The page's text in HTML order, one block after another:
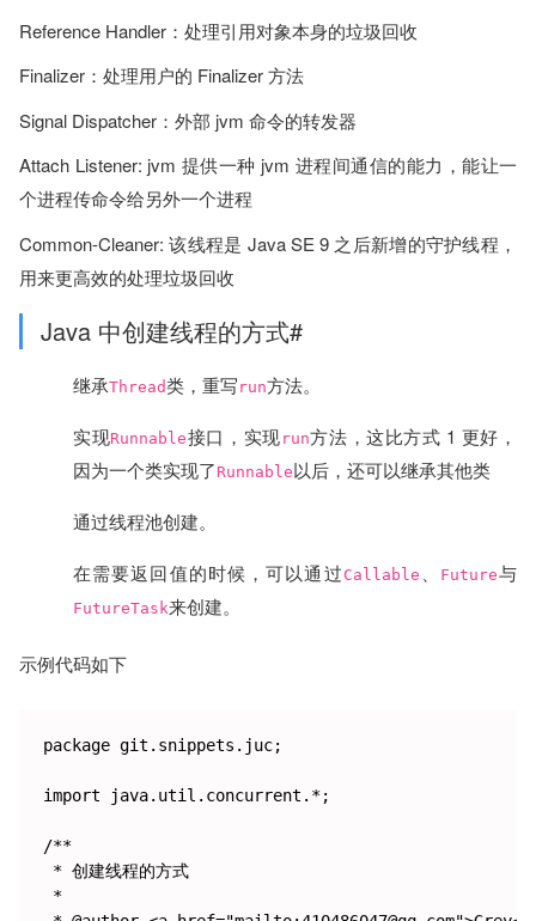
Reference Handler：处理引用对象本身的垃圾回收
Finalizer：处理用户的 Finalizer 方法
Signal Dispatcher：外部 jvm 命令的转发器
Attach Listener: jvm 提供一种 jvm 进程间通信的能力，能让一
个进程传命令给另外一个进程
Common-Cleaner: 该线程是 Java SE 9 之后新增的守护线程，
用来更高效的处理垃圾回收
Java 中创建线程的方式#
继承Thread类，重写 run方法。
实现Runnable接口，实现 run方法，这比方式 1 更好，
因为一个类实现了 Runnable以后，还可以继承其他类
通过线程池创建。
在需要返回值的时候，可以通过 Callable Future与
FutureTask来创建。
示例代码如下
package git.snippets.juc;
import java.util.concurrent.*;
/**
* 创建线程的方式
*